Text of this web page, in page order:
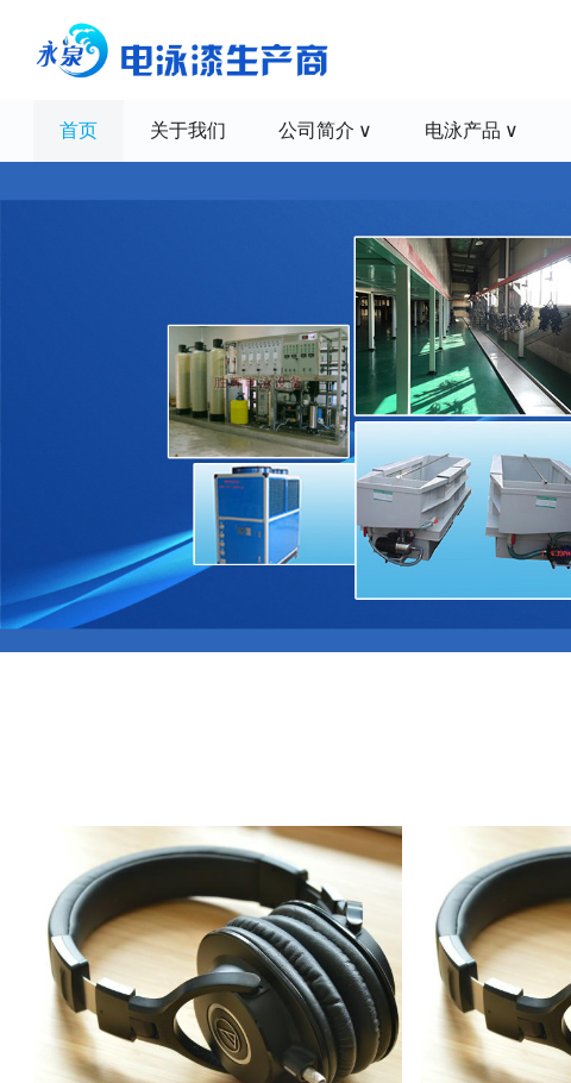
首页 关于我们 公司简介 电泳产品